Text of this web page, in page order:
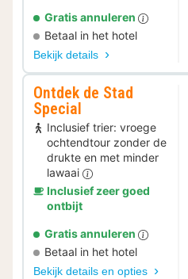
Gratis annuleren
Betaal in het hotel
Bekijk details
Ontdek de Stad
Special
Inclusief trier: vroege
ochtendtour zonder de
drukte en met minder
lawaai
Inclusief zeer goed
ontbijt
Gratis annuleren
Betaal in het hotel
Bekijk details en opties